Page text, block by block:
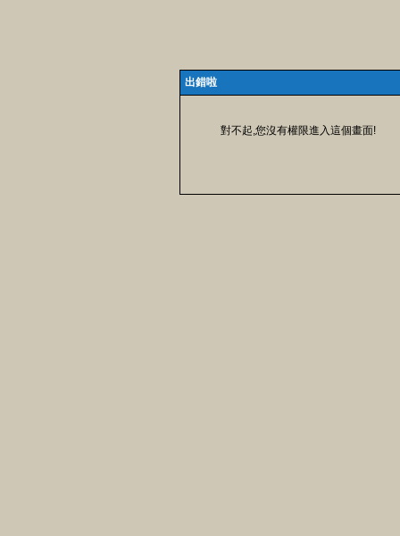
出錯啦
對不起,您沒有權限進入這個畫面!